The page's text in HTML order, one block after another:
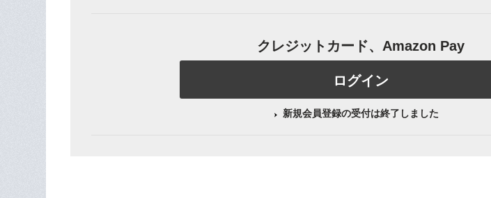
クレジットカード、Amazon Pay
ログイン
新規会員登録の受付は終了しました